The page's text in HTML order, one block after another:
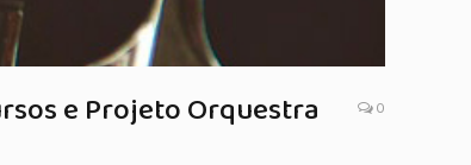
e Projeto Orquestra
0